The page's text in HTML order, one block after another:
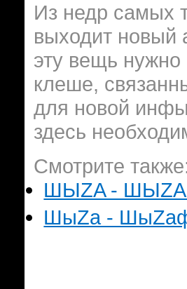
Из недр самых
выходит новый
эту вещь
клеше,
для новой
здесь
Смотрите
ШЫZA - ШЫZA
ШыZa -